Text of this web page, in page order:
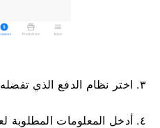
٣. اختر نظام الدفع الذي تفضله.
٤. أدخل المعلومات المطلوبة لعملية الدفع.